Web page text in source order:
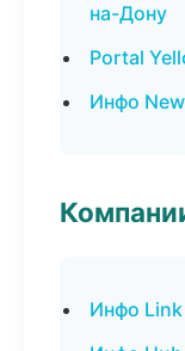
на-Дону
Portal
Инфо
Инфо